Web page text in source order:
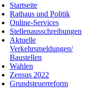
Startseite
Rathaus und Politik
Online-Services
Stellenausschreibungen
Aktuelle
Verkehrsmeldungen/
Baustellen
Wahlen
Zensus 2022
Grundsteuerreform